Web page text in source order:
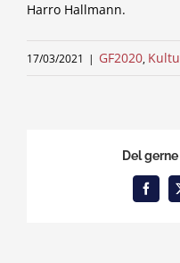
Harro Hallmann.
17/03/2021 | GF2020,
Del